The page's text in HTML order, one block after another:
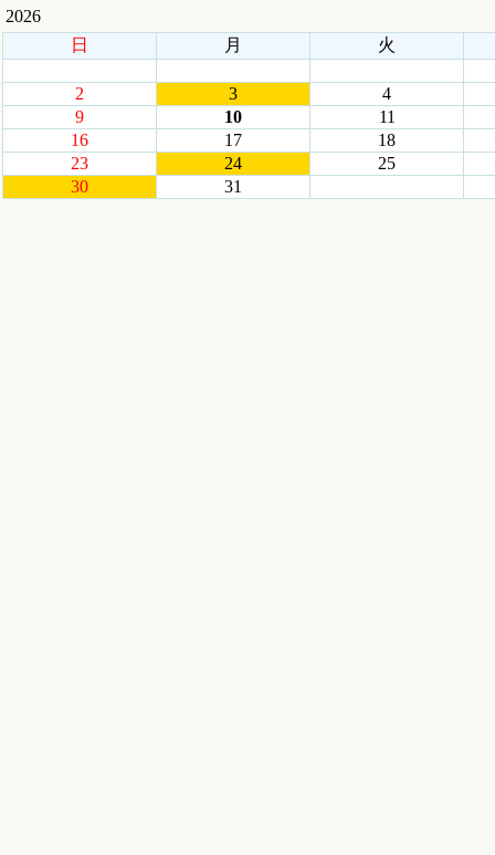
2026
日
月 火
2 3
4
9
10
11
16
17
18
23
24
25
30
31